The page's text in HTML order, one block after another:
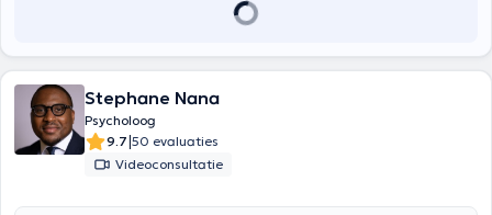
Stephane Nana
Psycholoog
9.7|50 evaluaties
Videoconsultatie